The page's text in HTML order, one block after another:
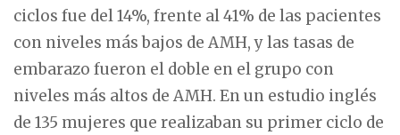
ciclos fue del 14%, frente al 41% de las pacientes
con niveles más bajos de AMH, y las tasas de
embarazo fueron el doble en el grupo con
niveles más altos de AMH. En un estudio inglés
de 135 mujeres que realizaban su primer ciclo de